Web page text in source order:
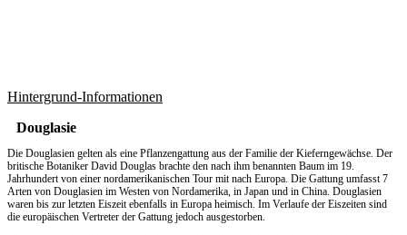
Hintergrund-Informationen
Douglasie
Die Douglasien gelten als eine Pflanzengattung aus der Familie der Kieferngewächse. Der
britische Botaniker David Douglas brachte den nach ihm benannten Baum im 19.
Jahrhundert von einer nordamerikanischen Tour mit nach Europa. Die Gattung umfasst 7
Arten von Douglasien im Westen von Nordamerika, in Japan und in China. Douglasien
waren bis zur letzten Eiszeit ebenfalls in Europa heimisch. Im Verlaufe der Eiszeiten sind
die europäischen Vertreter der Gattung jedoch ausgestorben.